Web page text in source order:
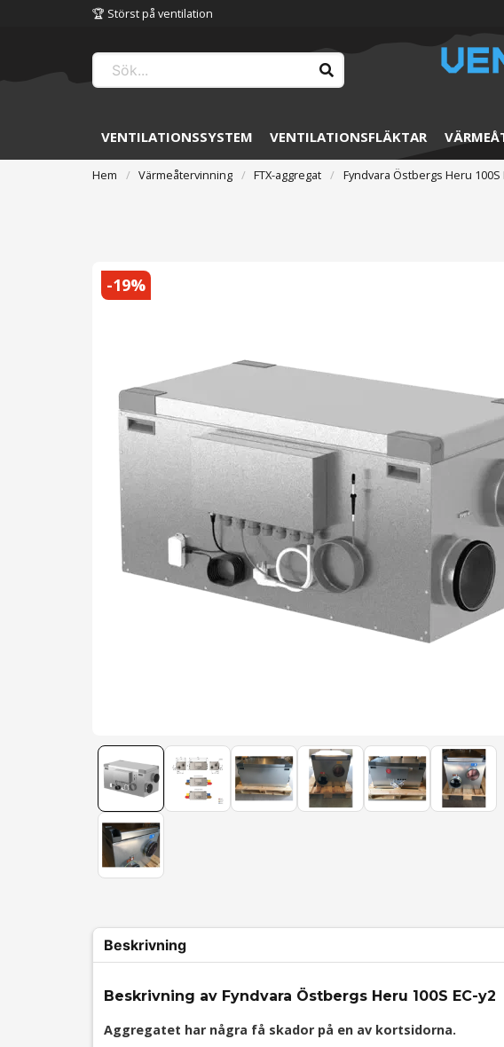
🏆 Störst på ventilation
VENTILATIONSSYSTEM VENTILATIONSFLÄKTAR
Hem Värmeåtervinning FTX-aggregat Fyndvara Östbergs Heru 100S
-19%
Beskrivning
Beskrivning av Fyndvara Östbergs Heru 100S EC-y2
Aggregatet har några få skador på en av kortsidorna.